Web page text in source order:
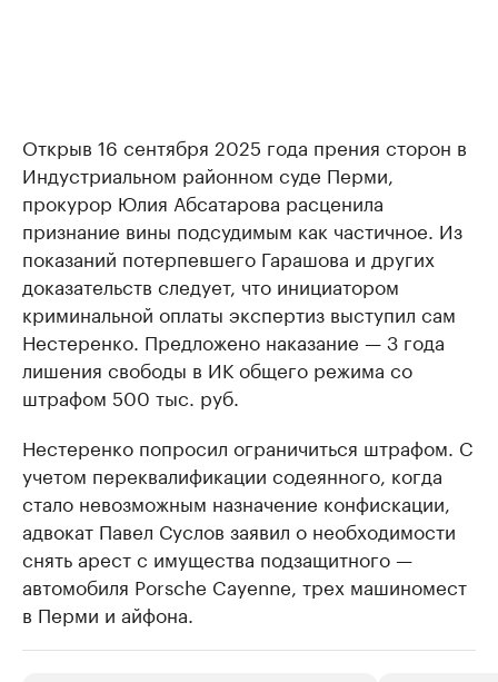
Открыв 16 сентября 2025 года прения сторон в
Индустриальном районном суде Перми,
прокурор Юлия Абсатарова расценила
признание вины подсудимым как частичное. Из
показаний потерпевшего Гарашова и других
доказательств следует, что инициатором
криминальной оплаты экспертиз выступил сам
Нестеренко. Предложено наказание — 3 года
лишения свободы в ИК общего режима со
штрафом 500 тыс. руб.
Нестеренко попросил ограничиться штрафом. С
учетом переквалификации содеянного, когда
стало невозможным назначение конфискации,
адвокат Павел Суслов заявил о необходимости
снять арест с имущества подзащитного —
автомобиля Porsche Cayenne, трех машиномест
в Перми и айфона.